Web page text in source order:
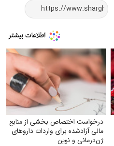
درخواست اختصاص بخشی از منابع
مالی آزادشده برای واردات داروهای
ژن‌درمانی و نوین